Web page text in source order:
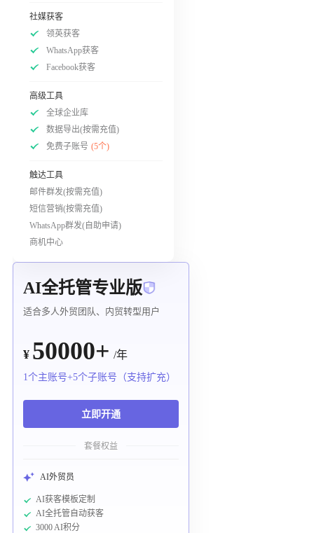
社媒获客
领英获客
WhatsApp获客
Facebook获客
高级工具
全球企业库
数据导出(按需充值)
免费子账号 (5个)
触达工具
邮件群发(按需充值)
短信营销(按需充值)
WhatsApp群发(自助申请)
商机中心
AI全托管专业版
适合多人外贸团队、内贸转型用户
¥ 50000+ /年
1个主账号+5个子账号（支持扩充）
立即开通
套餐权益
AI外贸员
AI获客模板定制
AI全托管自动获客
3000 AI积分